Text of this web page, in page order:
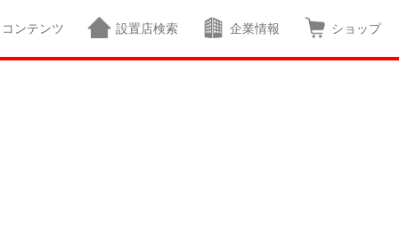
コンテンツ 設置店検索 企業情報 ショップ